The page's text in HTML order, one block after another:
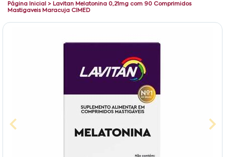
Página Inicial > Lavitan Melatonina 0,21mg com 90 Comprimidos
Mastigaveis Maracuja CIMED